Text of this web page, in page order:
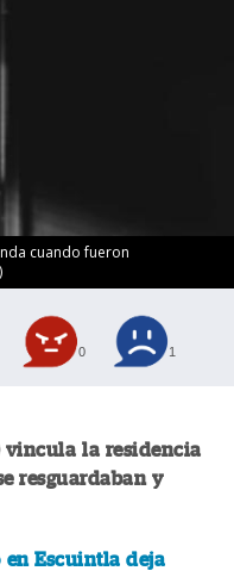
cuando fueron
0 1
vincula la residencia
resguardaban y
en Escuintla deja